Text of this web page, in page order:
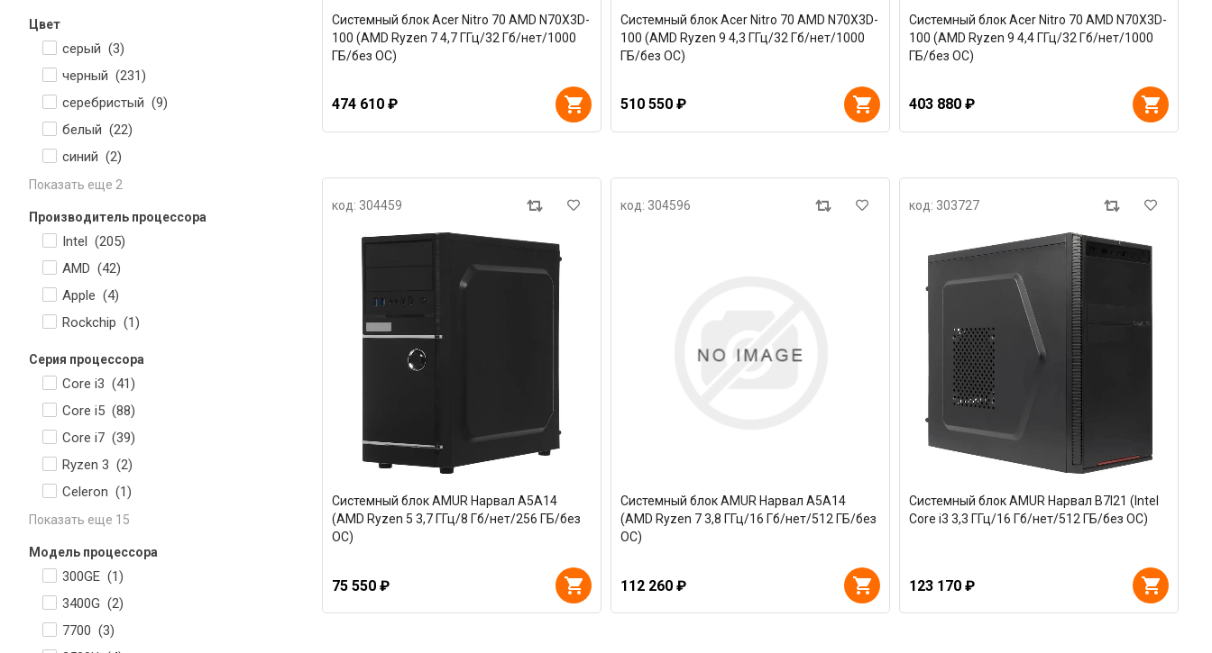
Цвет
серый (3)
черный (231)
серебристый (9)
белый (22)
синий (2)
Показать еще 2
Производитель процессора
Intel (205)
AMD (42)
Apple (4)
Rockchip (1)
Серия процессора
Core i3 (41)
Core i5 (88)
Core i7 (39)
Ryzen 3 (2)
Celeron (1)
Показать еще 15
Модель процессора
300GE (1)
3400G (2)
7700 (3)
Системный блок Acer Nitro 70 AMD N70X3D-
100 (AMD Ryzen 7 4,7 ГГц/32 Гб/нет/1000
ГБ/без ОС)
474 610 ₽
Системный блок Acer Nitro 70 AMD N70X3D-
100 (AMD Ryzen 9 4,3 ГГц/32 Гб/нет/1000
ГБ/без ОС)
510 550 ₽
Системный блок Acer Nitro 70 AMD N70X3D-
100 (AMD Ryzen 9 4,4 ГГц/32 Гб/нет/1000
ГБ/без ОС)
403 880 ₽
код: 304459
Системный блок AMUR Нарвал A5A14
(AMD Ryzen 5 3,7 ГГц/8 Гб/нет/256 ГБ/без
ОС)
75 550 ₽
код: 304596
Системный блок AMUR Нарвал A5A14
(AMD Ryzen 7 3,8 ГГц/16 Гб/нет/512 ГБ/без
ОС)
112 260 ₽
код: 303727
Системный блок AMUR Нарвал B7I21 (Intel
Core i3 3,3 ГГц/16 Гб/нет/512 ГБ/без ОС)
123 170 ₽